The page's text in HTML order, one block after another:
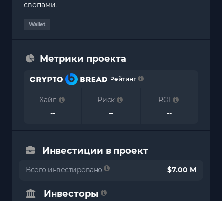
свопами.
Wallet
Метрики проекта
Рейтинг
Хайп
--
Риск
--
ROI
--
Инвестиции в проект
Всего инвестировано $7.00 M
Инвесторы